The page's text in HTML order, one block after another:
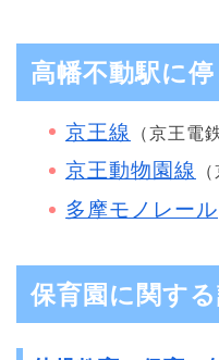
高幡不動駅に
京王線 （京王電
京王動物園線
多摩モノレール
保育園に関す